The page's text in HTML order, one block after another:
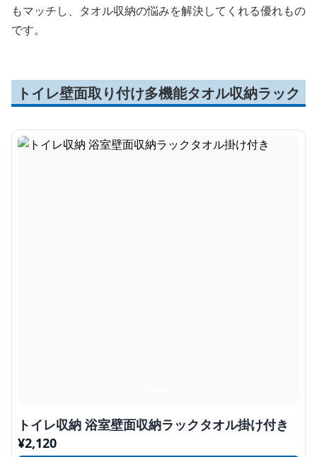
もマッチし、タオル収納の悩みを解決してくれる優れもの
です。
トイレ壁面取り付け多機能タオル収納ラック
トイレ収納 浴室壁面収納ラックタオル掛け付き
¥2,120